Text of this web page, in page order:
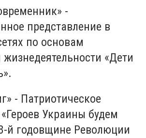
-
представление в
по основам
жизнедеятельности «Дети
- Патриотическое
Украины будем
й годовщине Революции